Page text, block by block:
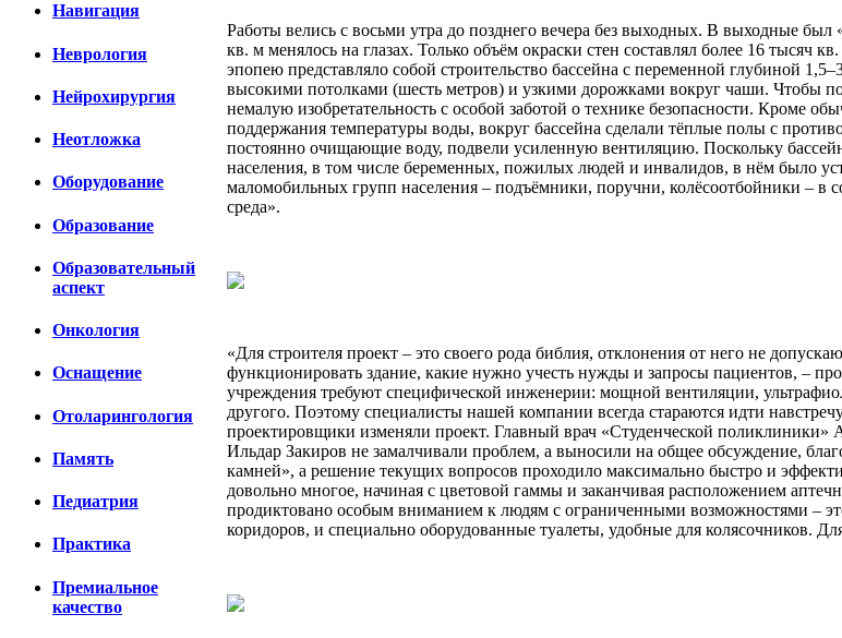
Навигация
Неврология
Нейрохирургия
Неотложка
Оборудование
Образование
Образовательный
аспект
Онкология
Оснащение
Отоларингология
Память
Педиатрия
Практика
Премиальное
качество
Работы велись с восьми утра до позднего вечера без выходных. В выходные
кв. м менялось на глазах. Только объём окраски стен составлял более 16 тысяч
эпопею представляло собой строительство бассейна с переменной глубиной
высокими потолками (шесть метров) и узкими дорожками вокруг чаши. Чтобы
немалую изобретательность с особой заботой о технике безопасности. Кроме
поддержания температуры воды, вокруг бассейна сделали тёплые полы с
постоянно очищающие воду, подвели усиленную вентиляцию. Поскольку
населения, в том числе беременных, пожилых людей и инвалидов, в нём было
маломобильных групп населения – подъёмники, поручни, колёсоотбойники – в
среда».
«Для строителя проект – это своего рода библия, отклонения от него не
функционировать здание, какие нужно учесть нужды и запросы пациентов, –
учреждения требуют специфической инженерии: мощной вентиляции,
другого. Поэтому специалисты нашей компании всегда стараются идти
проектировщики изменяли проект. Главный врач «Студенческой
Ильдар Закиров не замалчивали проблем, а выносили на общее обсуждение,
камней», а решение текущих вопросов проходило максимально быстро и
довольно многое, начиная с цветовой гаммы и заканчивая расположением
продиктовано особым вниманием к людям с ограниченными возможностями –
коридоров, и специально оборудованные туалеты, удобные для колясочников.